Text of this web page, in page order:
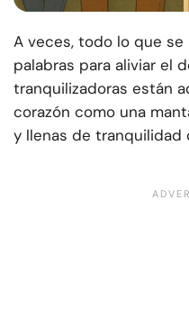
A veces, todo lo que
palabras para aliviar el
tranquilizadoras están
corazón como una
y llenas de tranquilidad